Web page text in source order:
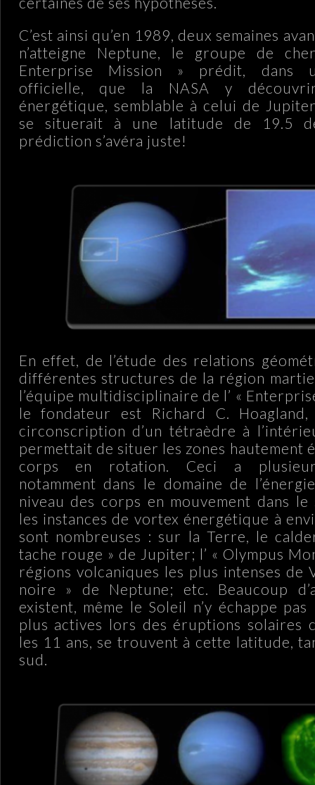
C’est ainsi qu’en 1989, deux semaines
n’atteigne Neptune, le groupe de
Enterprise Mission » prédit, dans
officielle, que la NASA y
énergétique, semblable à celui de
se situerait à une latitude de 19.5
prédiction s’avéra juste!
En effet, de l’étude des relations
différentes structures de la région
l’équipe multidisciplinaire de l’ «
le fondateur est Richard C.
circonscription d’un tétraèdre à
permettait de situer les zones hautement
corps en rotation. Ceci a
notamment dans le domaine de
niveau des corps en mouvement dans le
les instances de vortex énergétique à
sont nombreuses : sur la Terre, le
tache rouge » de Jupiter; l’ « Olympus
régions volcaniques les plus intenses de
noire » de Neptune; etc. Beaucoup
existent, même le Soleil n’y échappe
plus actives lors des éruptions solaires
les 11 ans, se trouvent à cette latitude,
sud.